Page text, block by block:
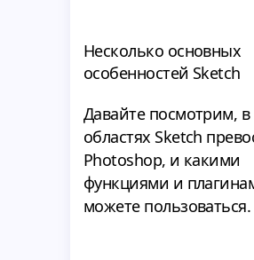
Несколько основных
особенностей Sketch
Давайте посмотрим, в
областях Sketch
Photoshop, и какими
функциями и
можете пользоваться.